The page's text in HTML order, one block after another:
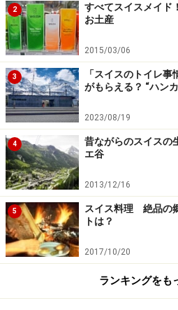
2
すべてスイスメイド
お土産
2015/03/06
3
「スイスのトイレ
がもらえる？ “ハン
2023/08/19
4
昔ながらのスイスの
エ谷
2013/12/16
5
スイス料理 絶品の
トは？
2017/10/20
ランキングをも